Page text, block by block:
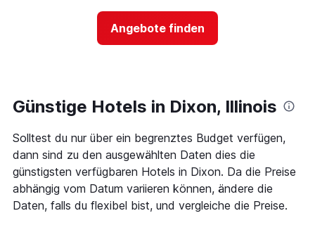
Zimmerpreis
anzeigt.
durchschnittlichen
jeweiligen
Wochentag.
Diagramm
hat
X-
Achse,
die
Angebote finden
Günstige Hotels in Dixon, Illinois
Solltest du nur über ein begrenztes Budget verfügen,
dann sind zu den ausgewählten Daten dies die
günstigsten verfügbaren Hotels in Dixon. Da die Preise
abhängig vom Datum variieren können, ändere die
Daten, falls du flexibel bist, und vergleiche die Preise.